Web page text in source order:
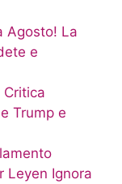
Agosto! La
e
Critica
Trump e
Leyen Ignora